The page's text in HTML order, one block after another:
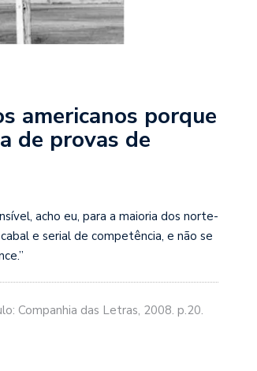
americanos porque
de provas de
acho eu, para a maioria dos norte-
e serial de competência, e não se
Companhia das Letras, 2008. p.20.